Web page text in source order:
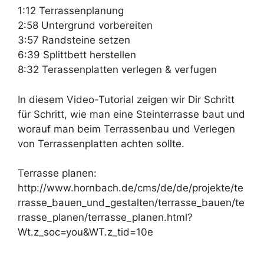
1:12 Terrassenplanung
2:58 Untergrund vorbereiten
3:57 Randsteine setzen
6:39 Splittbett herstellen
8:32 Terassenplatten verlegen & verfugen
In diesem Video-Tutorial zeigen wir Dir Schritt
für Schritt, wie man eine Steinterrasse baut und
worauf man beim Terrassenbau und Verlegen
von Terrassenplatten achten sollte.
Terrasse planen:
http://www.hornbach.de/cms/de/de/projekte/te
rrasse_bauen_und_gestalten/terrasse_bauen/te
rrasse_planen/terrasse_planen.html?
Wt.z_soc=you&WT.z_tid=10e